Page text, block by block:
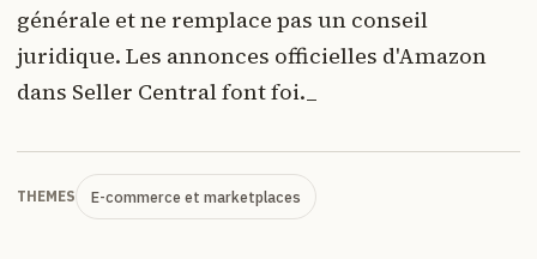
générale et ne remplace pas un conseil
juridique. Les annonces officielles d'Amazon
dans Seller Central font foi._
THEMES E-commerce et marketplaces